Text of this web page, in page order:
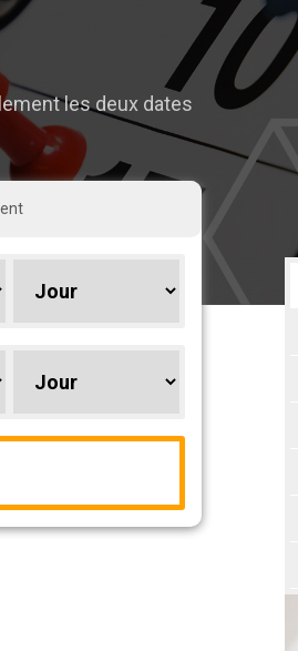
les deux dates